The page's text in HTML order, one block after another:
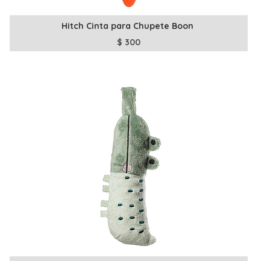
Hitch Cinta para Chupete Boon
$ 300